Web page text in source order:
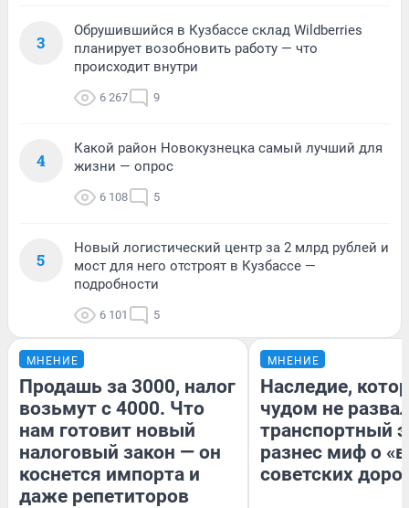
3
Обрушившийся в Кузбассе склад Wildberries
планирует возобновить работу — что
происходит внутри
6 267 9
4
Какой район Новокузнецка самый лучший для
жизни — опрос
6 108 5
5
Новый логистический центр за 2 млрд рублей и
мост для него отстроят в Кузбассе —
подробности
6 101 5
МНЕНИЕ
Продашь за 3000, налог
возьмут с 4000. Что
нам готовит новый
налоговый закон — он
коснется импорта и
даже репетиторов
МНЕНИЕ
Наследие,
чудом не
транспортный
разнес миф о
советских